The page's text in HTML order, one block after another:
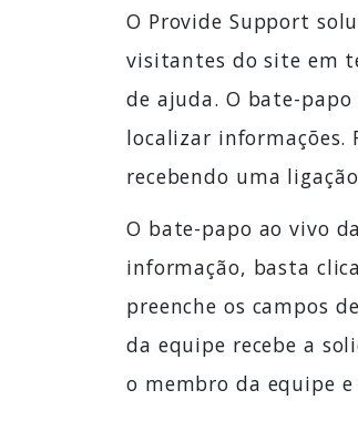
O Provide Support
visitantes do site em
de ajuda. O bate-
localizar informações.
recebendo uma
O bate-papo ao vivo
informação, basta
preenche os campos
da equipe recebe a
o membro da equipe